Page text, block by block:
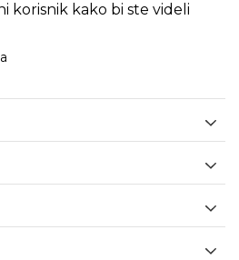
korisnik kako bi ste videli